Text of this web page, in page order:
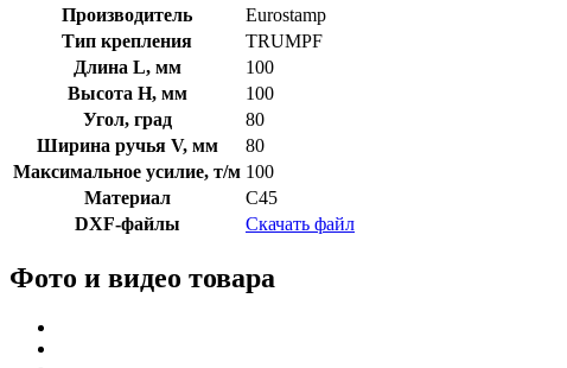
Производитель
Eurostamp
Тип крепления
TRUMPF
Длина L, мм
100
Высота H, мм
100
Угол, град
80
Ширина ручья V, мм
80
Максимальное усилие, т/м 100
Материал
C45
DXF-файлы
Скачать файл
Фото и видео товара